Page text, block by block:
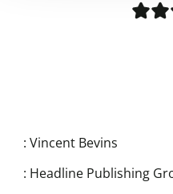
: Vincent Bevins
: Headline Publishing